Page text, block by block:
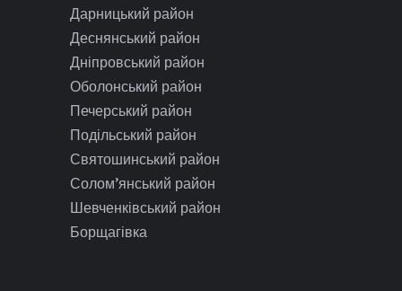
Дарницький район
Деснянський район
Дніпровський район
Оболонський район
Печерський район
Подільський район
Святошинський район
Солом’янський район
Шевченківський район
Борщагівка